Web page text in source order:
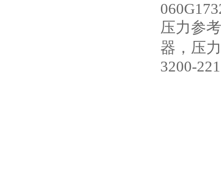
压力参
器，压
3200-